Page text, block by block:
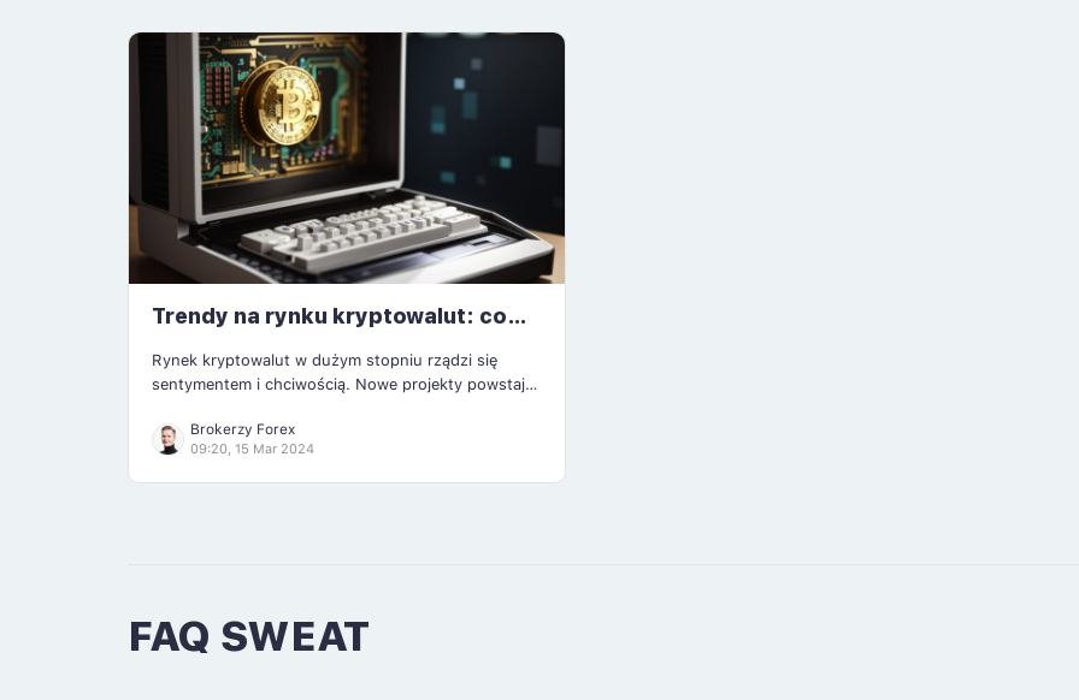
Trendy na rynku kryptowalut: co
Rynek kryptowalut w dużym stopniu rządzi się
sentymentem i chciwością. Nowe projekty powstają
zgubne. No bo jak w takim gąszczu coinów wybrać
te, które zrobią największe wzrosty? Dlatego warto
wiedzieć, od czego zależy twój sukces […]
Brokerzy Forex
09:20, 15 Mar 2024
FAQ SWEAT